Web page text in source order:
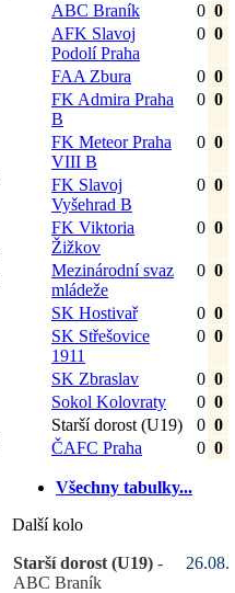
ABC Braník
0 0
AFK Slavoj
Podolí Praha
0 0
FAA Zbura 0 0
FK Admira Praha
B
0 0
FK Meteor Praha
VIII B
0 0
FK Slavoj
Vyšehrad B
0 0
FK Viktoria
Žižkov
0 0
Mezinárodní svaz
mládeže
0 0
SK Hostivař 0 0
SK Střešovice
1911
0 0
SK Zbraslav 0 0
Sokol Kolovraty
0 0
Starší dorost (U19)
0 0
ČAFC Praha
0 0
Všechny tabulky...
Další kolo
Starší dorost (U19) -
ABC Braník
26.08.